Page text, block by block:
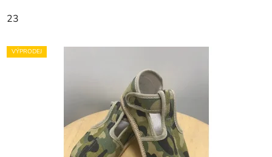
23
VÝPRODEJ